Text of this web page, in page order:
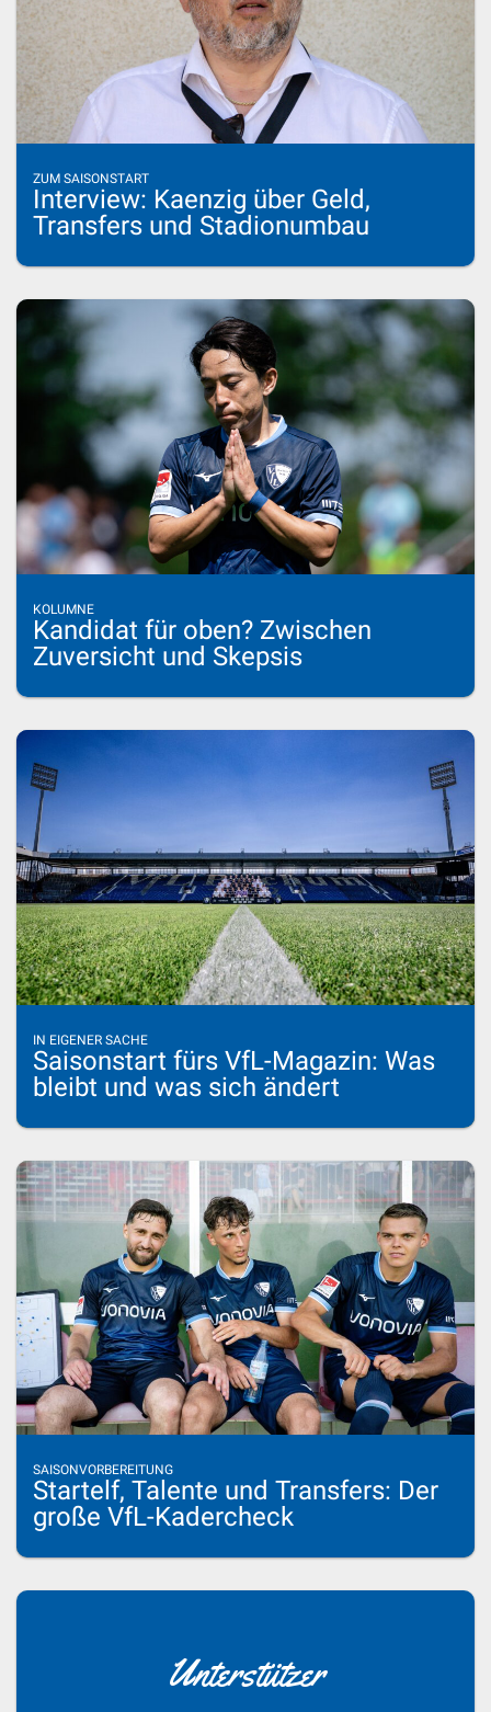
ZUM SAISONSTART
Interview: Kaenzig über Geld,
Transfers und Stadionumbau
KOLUMNE
Kandidat für oben? Zwischen
Zuversicht und Skepsis
IN EIGENER SACHE
Saisonstart fürs VfL-Magazin: Was
bleibt und was sich ändert
SAISONVORBEREITUNG
Startelf, Talente und Transfers: Der
große VfL-Kadercheck
Unterstützer